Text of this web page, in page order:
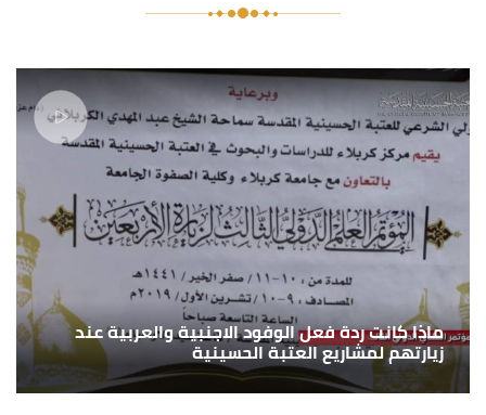
ماذا كانت ردة فعل الوفود الاجنبية والعربية عند
زيارتهم لمشاريع العتبة الحسينية